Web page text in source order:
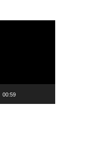
00:59